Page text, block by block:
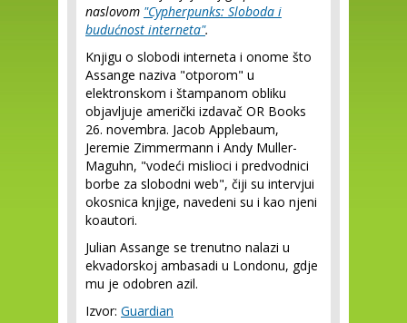
naslovom "Cypherpunks: Sloboda i
budućnost interneta".
Knjigu o slobodi interneta i onome što
Assange naziva "otporom" u
elektronskom i štampanom obliku
objavljuje američki izdavač OR Books
26. novembra. Jacob Applebaum,
Jeremie Zimmermann i Andy Muller-
Maguhn, "vodeći mislioci i predvodnici
borbe za slobodni web", čiji su intervjui
okosnica knjige, navedeni su i kao njeni
koautori.
Julian Assange se trenutno nalazi u
ekvadorskoj ambasadi u Londonu, gdje
mu je odobren azil.
Izvor: Guardian